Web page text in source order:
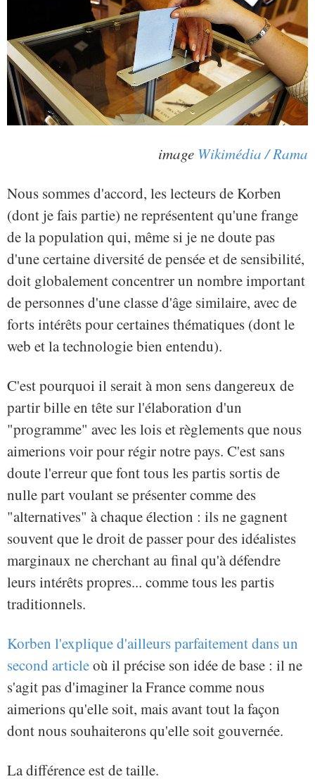
image Wikimédia / Rama
Nous sommes d'accord, les lecteurs de Korben
(dont je fais partie) ne représentent qu'une frange
de la population qui, même si je ne doute pas
d'une certaine diversité de pensée et de sensibilité,
doit globalement concentrer un nombre important
de personnes d'une classe d'âge similaire, avec de
forts intérêts pour certaines thématiques (dont le
web et la technologie bien entendu).
C'est pourquoi il serait à mon sens dangereux de
partir bille en tête sur l'élaboration d'un
"programme" avec les lois et règlements que nous
aimerions voir pour régir notre pays. C'est sans
doute l'erreur que font tous les partis sortis de
nulle part voulant se présenter comme des
"alternatives" à chaque élection : ils ne gagnent
souvent que le droit de passer pour des idéalistes
marginaux ne cherchant au final qu'à défendre
leurs intérêts propres... comme tous les partis
traditionnels.
Korben l'explique d'ailleurs parfaitement dans un
second articleoù il précise son idée de base : il ne
s'agit pas d'imaginer la France comme nous
aimerions qu'elle soit, mais avant tout la façon
dont nous souhaiterons qu'elle soit gouvernée.
La différence est de taille.